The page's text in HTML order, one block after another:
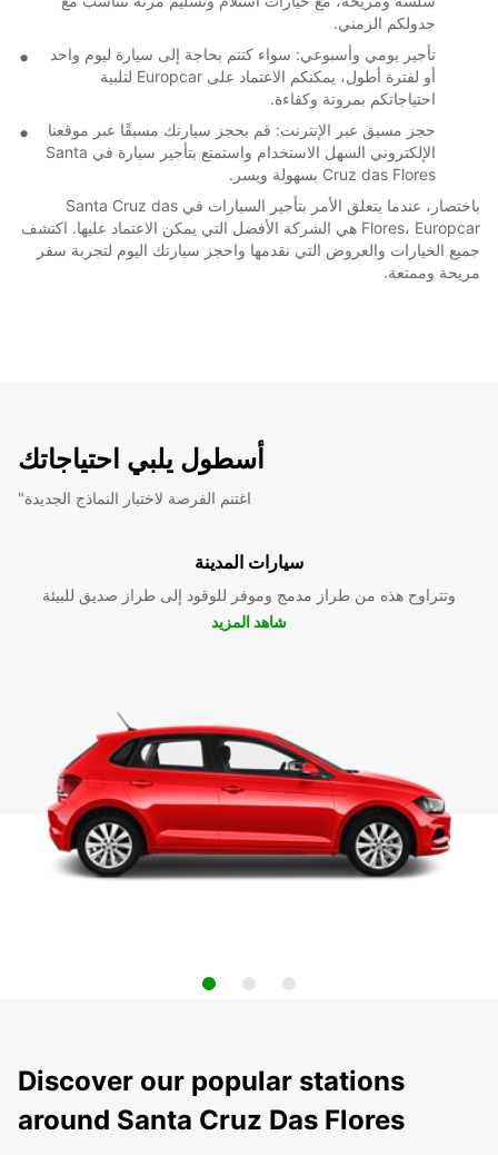
جدولكم الزمني.
تأجير يومي وأسبوعي: سواء كنتم بحاجة إلى سيارة ليوم واحد
أو لفترة أطول، يمكنكم الاعتماد على Europcar لتلبية
احتياجاتكم بمرونة وكفاءة.
حجز مسبق عبر الإنترنت: قم بحجز سيارتك مسبقًا عبر موقعنا
الإلكتروني السهل الاستخدام واستمتع بتأجير سيارة في Santa
Cruz das Flores بسهولة ويسر.
باختصار، عندما يتعلق الأمر بتأجير السيارات في Santa Cruz das
Flores، Europcar هي الشركة الأفضل التي يمكن الاعتماد عليها. اكتشف
جميع الخيارات والعروض التي نقدمها واحجز سيارتك اليوم لتجربة سفر
مريحة وممتعة.
أسطول يلبي احتياجاتك
"اغتنم الفرصة لاختبار النماذج الجديدة
سيارات المدينة
وتتراوح هذه من طراز مدمج وموفر للوقود إلى طراز صديق للبيئة
شاهد المزيد
Discover our popular stations
around Santa Cruz Das Flores